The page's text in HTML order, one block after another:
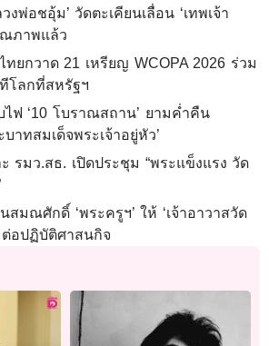
งพ่อชอุ้ม’ วัดตะเคียนเลื่อน ‘เทพเจ้า
ณภาพแล้ว
ไทยกวาด 21 เหรียญ WCOPA 2026 ร่วม
โลกที่สหรัฐฯ
ไฟ ‘10 โบราณสถาน’ ยามค่ำคืน
าทสมเด็จพระเจ้าอยู่หัว’
รมว.สธ. เปิดประชุม “พระแข็งแรง วัด
สมณศักดิ์ ‘พระครูฯ’ ให้ ‘เจ้าอาวาสวัด
สมต่อปฏิบัติศาสนกิจ